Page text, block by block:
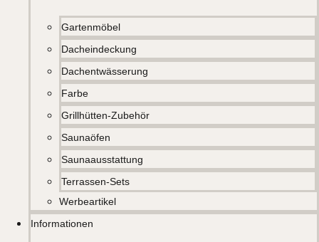
Gartenmöbel
Dacheindeckung
Dachentwässerung
Farbe
Grillhütten-Zubehör
Saunaöfen
Saunaausstattung
Terrassen-Sets
Werbeartikel
Informationen